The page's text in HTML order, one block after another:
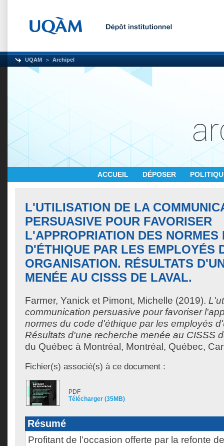
UQAM Archipel
ACCUEIL DÉPOSER
L'UTILISATION DE LA
PERSUASIVE POUR FAVORISER
L'APPROPRIATION DES NORMES
D'ÉTHIQUE PAR LES EMPLOYÉS
ORGANISATION. RÉSULTATS
MENÉE AU CISSS DE LAVAL.
Farmer, Yanick et Pimont, Michelle (2019).
communication persuasive pour favoriser
normes du code d'éthique par les employés
Résultats d'une recherche menée au CISSS
du Québec à Montréal, Montréal, Québec,
Fichier(s) associé(s) à ce document :
PDF
Télécharger (35MB)
Résumé
Profitant de l’occasion offerte par la refonte